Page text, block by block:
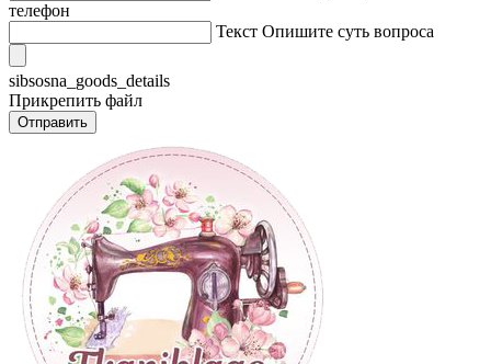
телефон
Текст Опишите суть вопроса
sibsosna_goods_details
Прикрепить файл
Отправить